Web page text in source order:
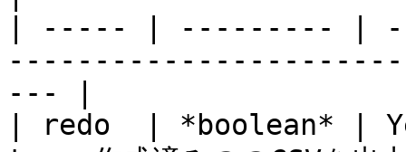
| ----- | --------- |
--- |
| redo  |